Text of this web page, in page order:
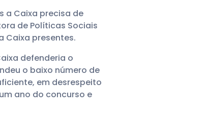
a Caixa precisa de
de Políticas Sociais
Caixa presentes.
defenderia o
o baixo número de
em desrespeito
ano do concurso e